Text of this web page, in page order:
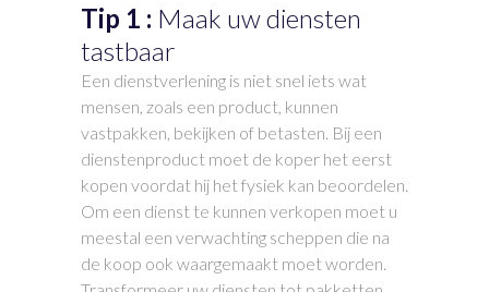
Tip 1 : Maak uw diensten
tastbaar
Een dienstverlening is niet snel iets wat
mensen, zoals een product, kunnen
vastpakken, bekijken of betasten. Bij een
dienstenproduct moet de koper het eerst
kopen voordat hij het fysiek kan beoordelen.
Om een dienst te kunnen verkopen moet u
meestal een verwachting scheppen die na
de koop ook waargemaakt moet worden.